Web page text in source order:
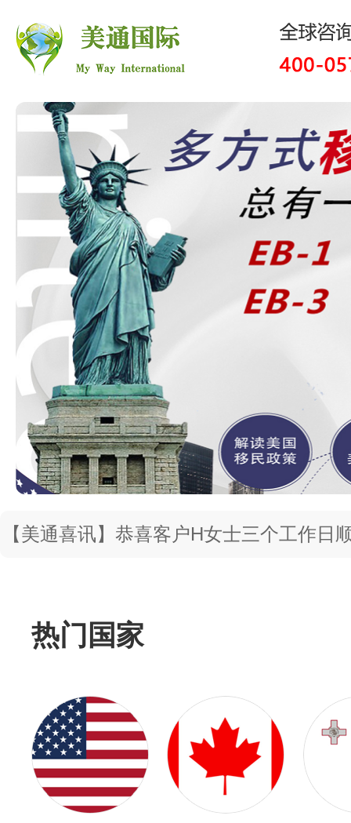
【美通喜讯】恭喜客户J女士顺利通过面
热门国家